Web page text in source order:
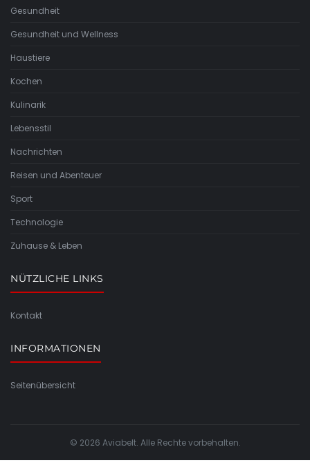
Gesundheit
Gesundheit und Wellness
Haustiere
Kochen
Kulinarik
Lebensstil
Nachrichten
Reisen und Abenteuer
Sport
Technologie
Zuhause & Leben
NÜTZLICHE LINKS
Kontakt
INFORMATIONEN
Seitenübersicht
© 2026 Aviabelt. Alle Rechte vorbehalten.